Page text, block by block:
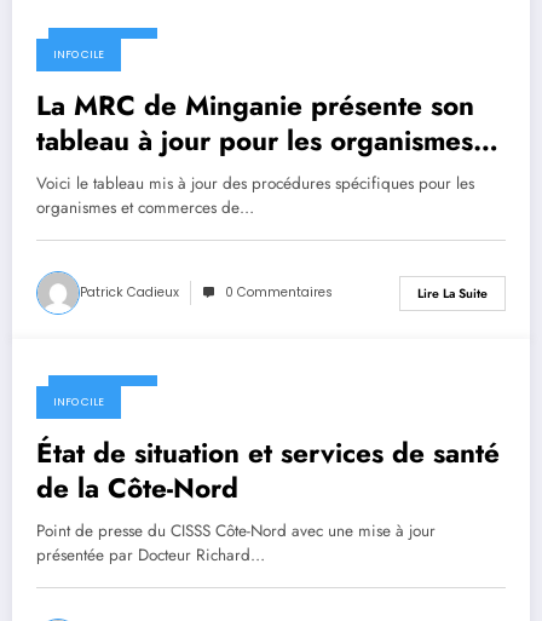
8 avril 2020
INFO CILE
La MRC de Minganie présente son
tableau à jour pour les organismes et
commerces de la Minganie.
Voici le tableau mis à jour des procédures spécifiques pour les
organismes et commerces de…
Patrick Cadieux 0 Commentaires Lire La Suite
8 avril 2020
INFO CILE
État de situation et services de santé
de la Côte-Nord
Point de presse du CISSS Côte-Nord avec une mise à jour
présentée par Docteur Richard…